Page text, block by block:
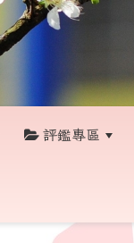
評鑑專區